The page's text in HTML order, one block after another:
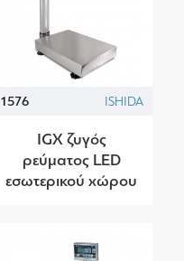
1576 ISHIDA
IGX ζυγός
ρεύματος LED
εσωτερικού χώρου